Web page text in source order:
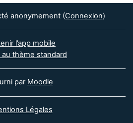
anonymement (Connexion)
l’app mobile
au thème standard
par Moodle
Légales